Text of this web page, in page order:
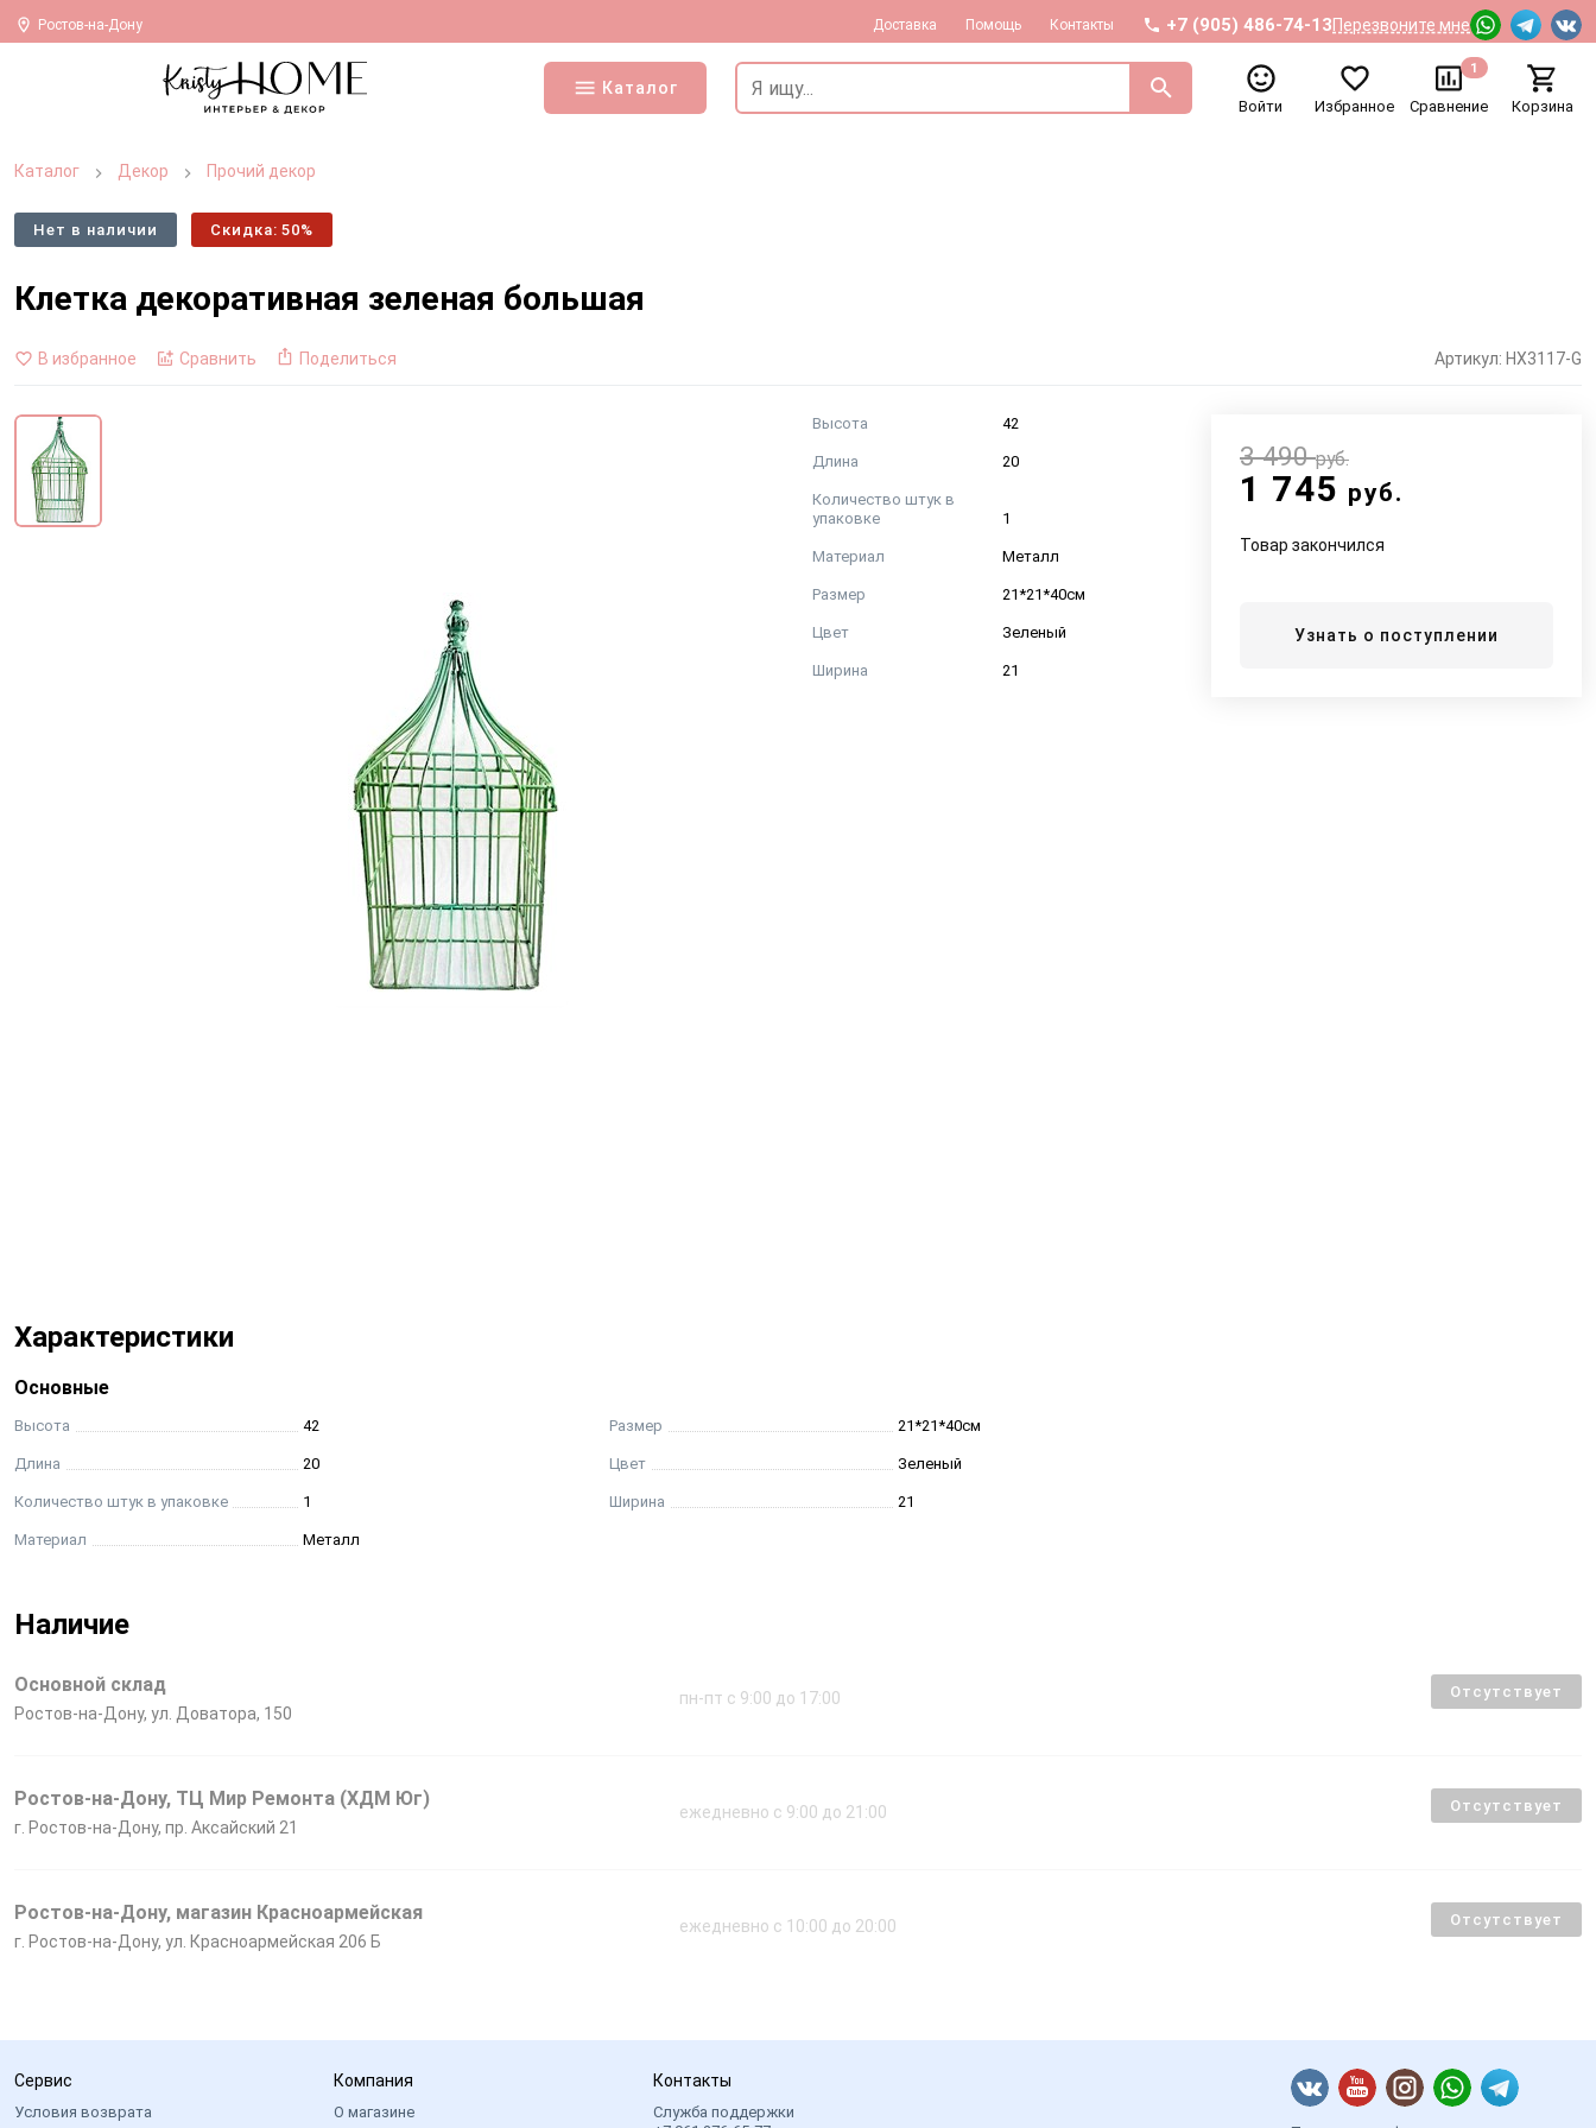
Ростов-на-Дону Доставка Помощь Контакты +7 (905) 486-74-13Перезвоните мне
Каталог
Войти Избранное Сравнение
1
Корзина
Каталог Декор Прочий декор
Нет в наличии Скидка: 50%
Клетка декоративная зеленая большая
В избранное Сравнить Поделиться Артикул: HX3117-G
Высота 42
Длина 20
Количество штук в
упаковке
1
Материал Металл
Размер 21*21*40см
Цвет Зеленый
Ширина 21
1 745 руб.
3 490руб.
Товар закончился
Узнать о поступлении
Характеристики
Основные
Высота 42
Длина 20
Количество штук в упаковке 1
Материал Металл
Размер 21*21*40см
Цвет Зеленый
Ширина 21
Наличие
Основной склад
Ростов-на-Дону, ул. Доватора, 150
пн-пт с 9:00 до 17:00 Отсутствует
Ростов-на-Дону, ТЦ Мир Ремонта (ХДМ Юг)
г. Ростов-на-Дону, пр. Аксайский 21
ежедневно с 9:00 до 21:00 Отсутствует
Ростов-на-Дону, магазин Красноармейская
г. Ростов-на-Дону, ул. Красноармейская 206 Б
ежедневно с 10:00 до 20:00 Отсутствует
Сервис
Условия возврата
Компания
О магазине
Контакты
Служба поддержки